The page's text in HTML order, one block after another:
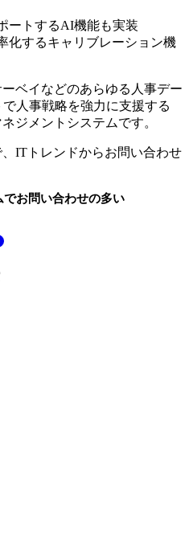
ートするAI機能も実装
化するキャリブレーション機
ベイなどのあらゆる人事デー
人事戦略を強力に支援する
ジメントシステムです。
ITトレンドからお問い合わせ
でお問い合わせの多い